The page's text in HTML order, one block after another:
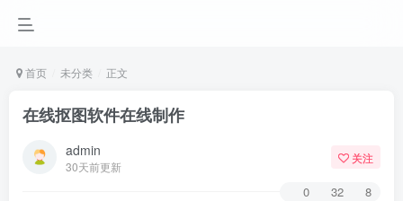
首页 未分类 正文
在线抠图软件在线制作
admin
30天前更新
关注
0 32 8